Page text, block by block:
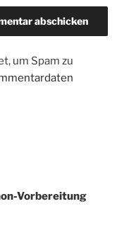
um Spam zu
Vorbereitung